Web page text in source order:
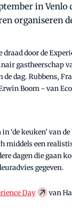
in
organiseren
door de
gastheerschap
dag. Rubbens,
Boom - van
‘de keuken’
een
dagen die gaan
gegeven.
Day van